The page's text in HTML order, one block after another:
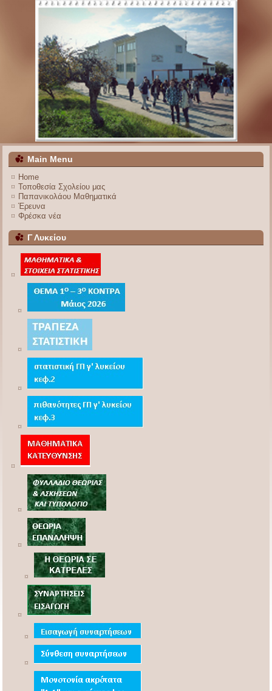
Main Menu
Home
Τοποθεσία Σχολείου μας
Παπανικολάου Μαθηματικά
Έρευνα
Φρέσκα νέα
Γ Λυκείου